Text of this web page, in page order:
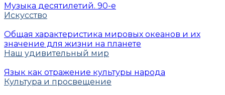
Музыка десятилетий. 90-е
Искусство
Общая характеристика мировых океанов и их
значение для жизни на планете
Наш удивительный мир
Язык как отражение культуры народа
Культура и просвещение